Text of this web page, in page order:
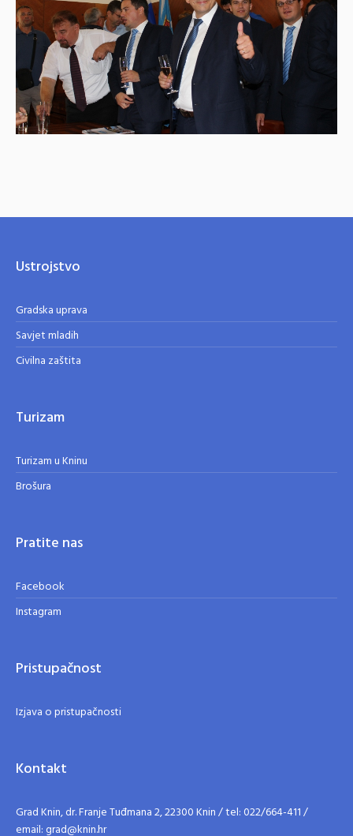
Ustrojstvo
Gradska uprava
Savjet mladih
Civilna zaštita
Turizam
Turizam u Kninu
Brošura
Pratite nas
Facebook
Instagram
Pristupačnost
Izjava o pristupačnosti
Kontakt
Grad Knin, dr. Franje Tuđmana 2, 22300 Knin / tel: 022/664-411 /
email: grad@knin.hr